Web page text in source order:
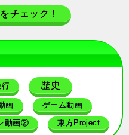
チェック！
行 歴史
画 ゲーム動画
動画② 東方Project